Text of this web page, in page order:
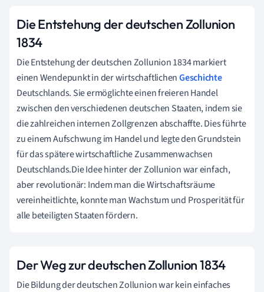
Die Entstehung der deutschen Zollunion
1834
Die Entstehung der deutschen Zollunion 1834 markiert
einen Wendepunkt in der wirtschaftlichenGeschichte
Deutschlands. Sie ermöglichte einen freieren Handel
zwischen den verschiedenen deutschen Staaten, indem sie
die zahlreichen internen Zollgrenzen abschaffte. Dies führte
zu einem Aufschwung im Handel und legte den Grundstein
für das spätere wirtschaftliche Zusammenwachsen
Deutschlands.Die Idee hinter der Zollunion war einfach,
aber revolutionär: Indem man die Wirtschaftsräume
vereinheitlichte, konnte man Wachstum und Prosperität für
alle beteiligten Staaten fördern.
Der Weg zur deutschen Zollunion 1834
Die Bildung der deutschen Zollunion war kein einfaches